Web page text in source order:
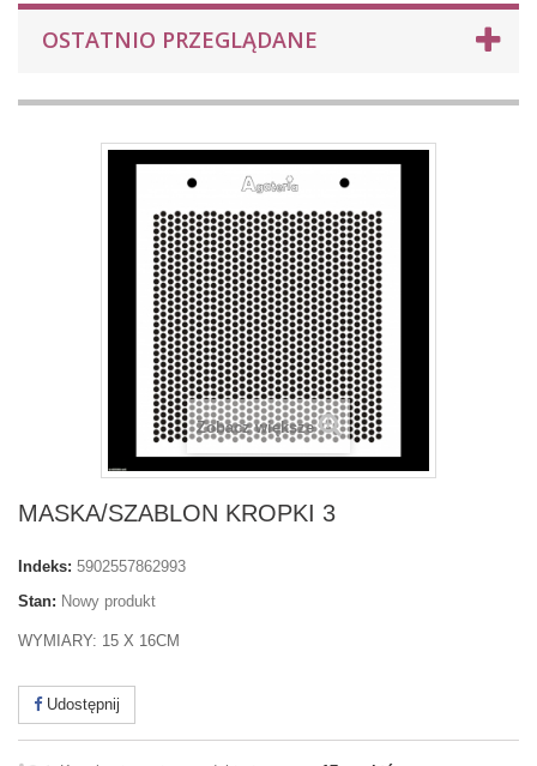
OSTATNIO PRZEGLĄDANE
Zobacz większe
MASKA/SZABLON KROPKI 3
Indeks: 5902557862993
Stan: Nowy produkt
WYMIARY: 15 X 16CM
Udostępnij